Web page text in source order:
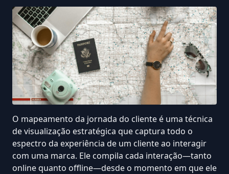
O mapeamento da jornada do cliente é uma técnica
de visualização estratégica que captura todo o
espectro da experiência de um cliente ao interagir
com uma marca. Ele compila cada interação—tanto
online quanto offline—desde o momento em que ele